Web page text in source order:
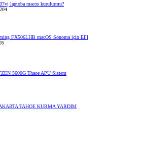
laptoba macos kurulurmu?
FX506LHB macOS Sonoma için EFI
5600G Thaoe APU Sistem
TAHOE KURMA YARDIM